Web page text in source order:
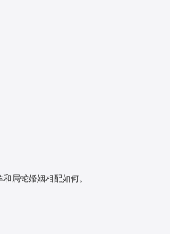
属蛇婚姻相配如何。